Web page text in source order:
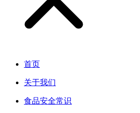
首页
关于我们
食品安全常识